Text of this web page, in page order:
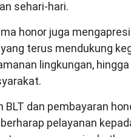
sehari-hari.
honor juga
terus mendukung
lingkungan,
BLT dan pembayaran
pelayanan